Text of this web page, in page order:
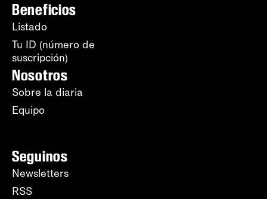
Beneficios
Listado
Tu ID (número de
suscripción)
Nosotros
Sobre la diaria
Equipo
Seguinos
Newsletters
RSS